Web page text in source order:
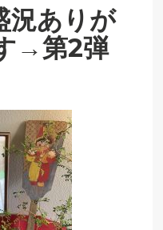
況ありが
→第2弾